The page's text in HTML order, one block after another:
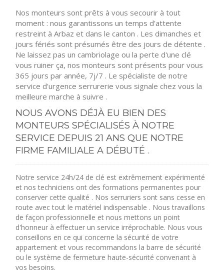
Nos monteurs sont prêts à vous secourir à tout
moment : nous garantissons un temps d'attente
restreint à Arbaz et dans le canton . Les dimanches et
jours fériés sont présumés être des jours de détente .
Ne laissez pas un cambriolage ou la perte d'une clé
vous ruiner ça, nos monteurs sont présents pour vous
365 jours par année, 7j/7 . Le spécialiste de notre
service d'urgence serrurerie vous signale chez vous la
meilleure marche à suivre .
NOUS AVONS DÉJÀ EU BIEN DES
MONTEURS SPÉCIALISÉS À NOTRE
SERVICE DEPUIS 21 ANS QUE NOTRE
FIRME FAMILIALE A DÉBUTÉ .
Notre service 24h/24 de clé est extrêmement expérimenté
et nos techniciens ont des formations permanentes pour
conserver cette qualité . Nos serruriers sont sans cesse en
route avec tout le matériel indispensable . Nous travaillons
de façon professionnelle et nous mettons un point
d'honneur à effectuer un service irréprochable. Nous vous
conseillons en ce qui concerne la sécurité de votre
appartement et vous recommandons la barre de sécurité
ou le système de fermeture haute-sécurité convenant à
vos besoins.